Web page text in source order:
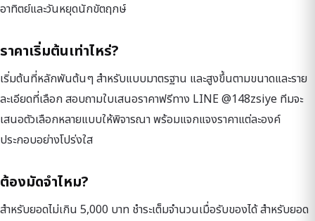
อาทิตย์และวันหยุดนักขัตฤกษ์
ราคาเริ่มต้นเท่าไหร่?
เริ่มต้นที่หลักพันต้นๆ สำหรับแบบมาตรฐาน และสูงขึ้นตามขนาดและราย
ละเอียดที่เลือก สอบถามใบเสนอราคาฟรีทาง LINE @148zsiye ทีมจะ
เสนอตัวเลือกหลายแบบให้พิจารณา พร้อมแจกแจงราคาแต่ละองค์
ประกอบอย่างโปร่งใส
ต้องมัดจำไหม?
สำหรับยอดไม่เกิน 5,000 บาท ชำระเต็มจำนวนเมื่อรับของได้ สำหรับยอด